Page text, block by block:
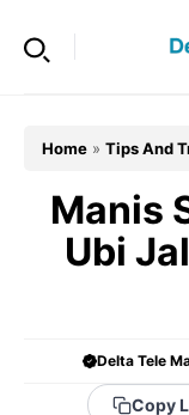
Home » Tips And
Manis
Ubi
Delta Tele
Copy